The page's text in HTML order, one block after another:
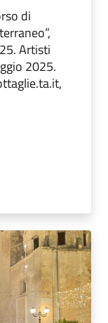
di
Artisti
2025.